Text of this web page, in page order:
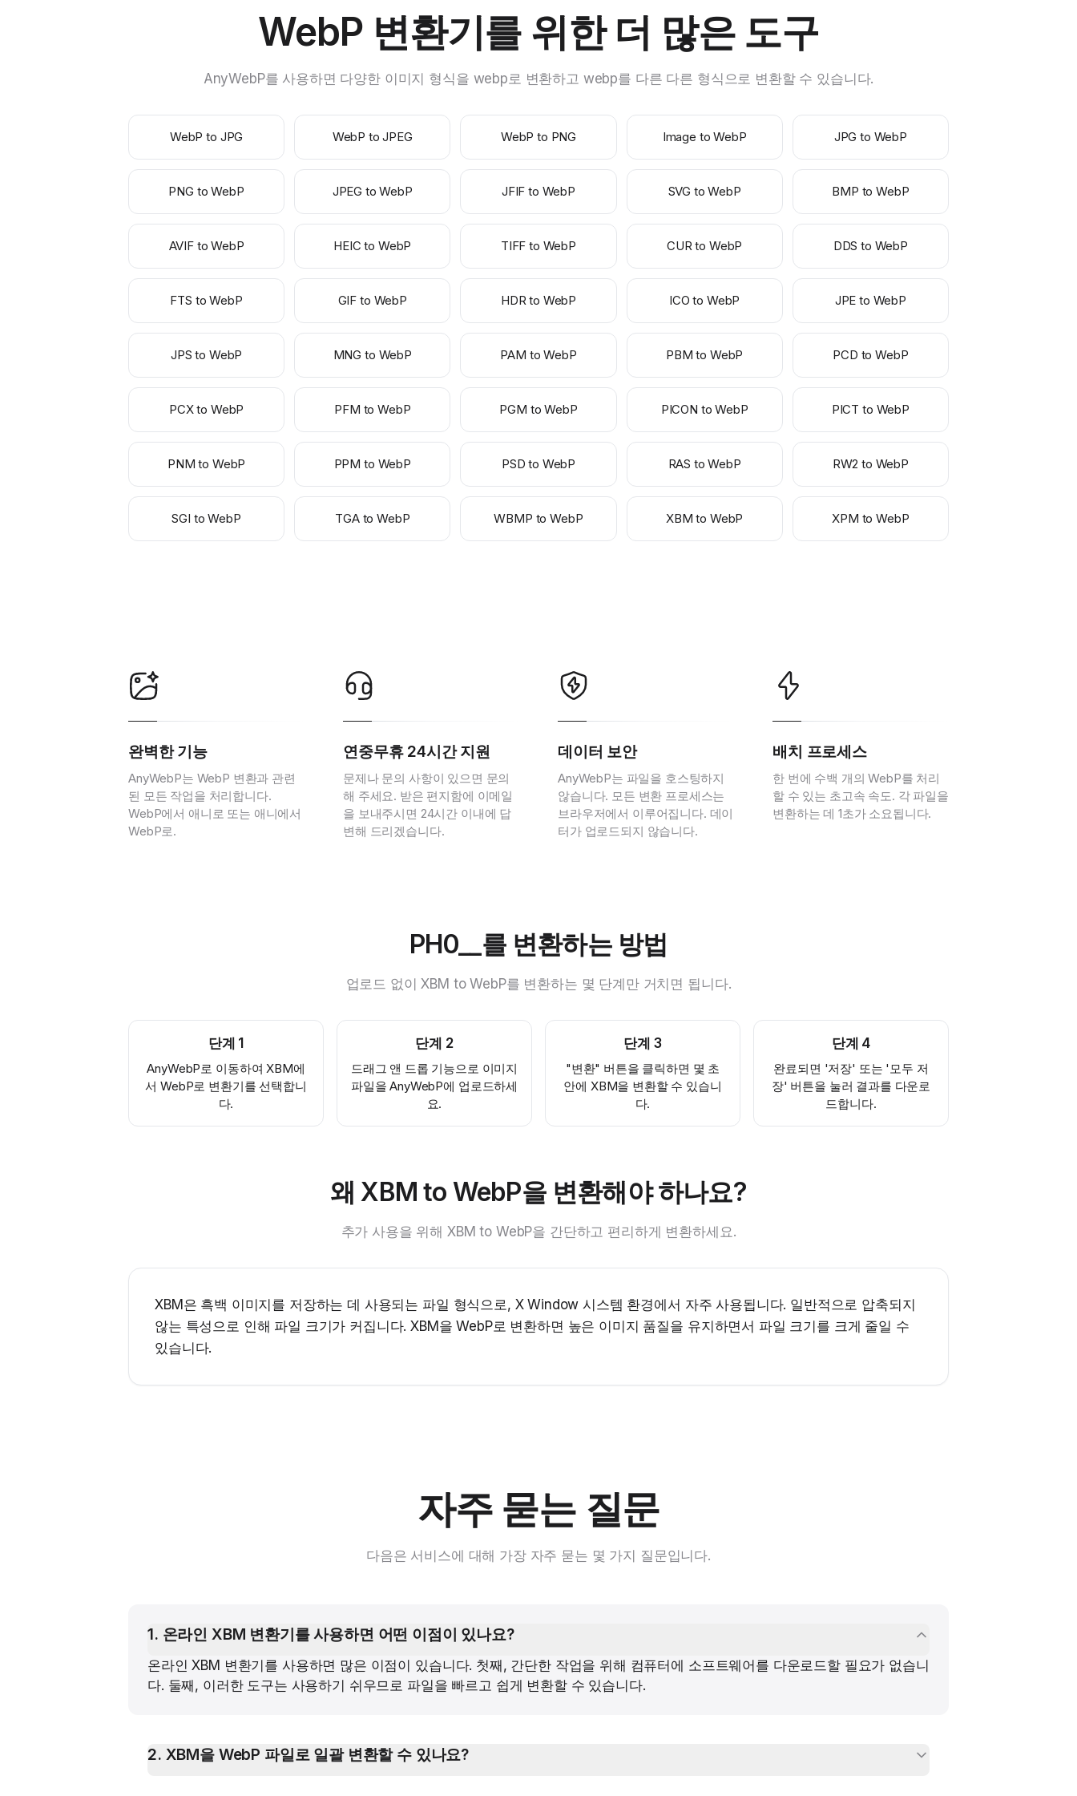
WebP 변환기를 위한 더 많은 도구
AnyWebP를 사용하면 다양한 이미지 형식을 webp로 변환하고 webp를 다른 다른 형식으로 변환할 수 있습니다.
WebP to JPG WebP to JPEG WebP to PNG Image to WebP JPG to WebP
PNG to WebP JPEG to WebP JFIF to WebP SVG to WebP BMP to WebP
AVIF to WebP HEIC to WebP TIFF to WebP CUR to WebP DDS to WebP
FTS to WebP GIF to WebP HDR to WebP ICO to WebP JPE to WebP
JPS to WebP MNG to WebP PAM to WebP PBM to WebP PCD to WebP
PCX to WebP PFM to WebP PGM to WebP PICON to WebP PICT to WebP
PNM to WebP PPM to WebP PSD to WebP RAS to WebP RW2 to WebP
SGI to WebP TGA to WebP WBMP to WebP XBM to WebP XPM to WebP
완벽한 기능
AnyWebP는 WebP 변환과 관련
된 모든 작업을 처리합니다.
WebP에서 애니로 또는 애니에서
WebP로.
연중무휴 24시간 지원
문제나 문의 사항이 있으면 문의
해 주세요. 받은 편지함에 이메일
을 보내주시면 24시간 이내에 답
변해 드리겠습니다.
데이터 보안
AnyWebP는 파일을 호스팅하지
않습니다. 모든 변환 프로세스는
브라우저에서 이루어집니다. 데이
터가 업로드되지 않습니다.
배치 프로세스
한 번에 수백 개의 WebP를 처리
할 수 있는 초고속 속도. 각 파일을
변환하는 데 1초가 소요됩니다.
PH0__를 변환하는 방법
업로드 없이 XBM to WebP를 변환하는 몇 단계만 거치면 됩니다.
단계 1
AnyWebP로 이동하여 XBM에
서 WebP로 변환기를 선택합니
다.
단계 2
드래그 앤 드롭 기능으로 이미지
파일을 AnyWebP에 업로드하세
요.
단계 3
"변환" 버튼을 클릭하면 몇 초
안에 XBM을 변환할 수 있습니
다.
단계 4
완료되면 '저장' 또는 '모두 저
장' 버튼을 눌러 결과를 다운로
드합니다.
왜 XBM to WebP을 변환해야 하나요?
추가 사용을 위해 XBM to WebP을 간단하고 편리하게 변환하세요.
XBM은 흑백 이미지를 저장하는 데 사용되는 파일 형식으로, X Window 시스템 환경에서 자주 사용됩니다. 일반적으로 압축되지
않는 특성으로 인해 파일 크기가 커집니다. XBM을 WebP로 변환하면 높은 이미지 품질을 유지하면서 파일 크기를 크게 줄일 수
있습니다.
자주 묻는 질문
다음은 서비스에 대해 가장 자주 묻는 몇 가지 질문입니다.
1. 온라인 XBM 변환기를 사용하면 어떤 이점이 있나요?
온라인 XBM 변환기를 사용하면 많은 이점이 있습니다. 첫째, 간단한 작업을 위해 컴퓨터에 소프트웨어를 다운로드할 필요가 없습니
다. 둘째, 이러한 도구는 사용하기 쉬우므로 파일을 빠르고 쉽게 변환할 수 있습니다.
2. XBM을 WebP 파일로 일괄 변환할 수 있나요?